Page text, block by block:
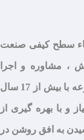
سطح کیفی صنعت
، مشاوره و اجرا
تاسیس گردید ، بر این اساس این مجموعه با بیش از 17 سال
و با بهره گیری از
به افق روشن در